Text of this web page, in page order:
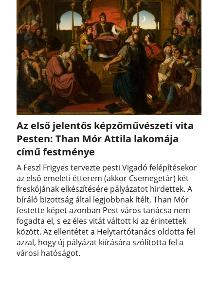
Az első jelentős képzőművészeti vita
Pesten: Than Mór Attila lakomája
című festménye
A Feszl Frigyes tervezte pesti Vigadó felépítésekor
az első emeleti étterem (akkor Csemegetár) két
freskójának elkészítésére pályázatot hirdettek. A
bíráló bizottság által legjobbnak ítélt, Than Mór
festette képet azonban Pest város tanácsa nem
fogadta el, s ez éles vitát váltott ki az érintettek
között. Az ellentétet a Helytartótanács oldotta fel
azzal, hogy új pályázat kiírására szólította fel a
városi hatóságot.